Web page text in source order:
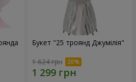
Букет "25 троянд Джумілія"
1 624 грн